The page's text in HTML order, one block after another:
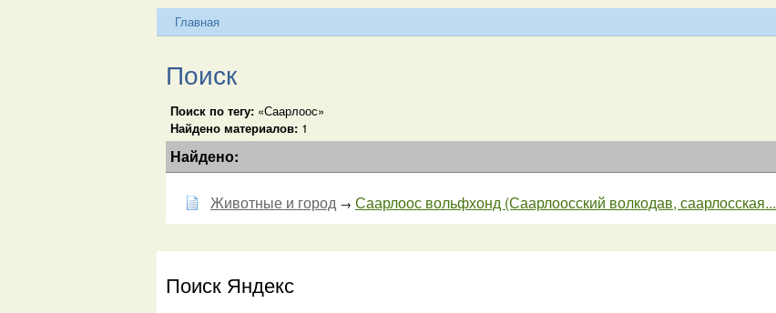
Главная
Поиск
Поиск по тегу: «Саарлоос»
Найдено материалов: 1
Найдено:
Животные и город → Саарлоос вольфхонд (Саарлоосский волкодав, саарлосская...
Поиск Яндекс